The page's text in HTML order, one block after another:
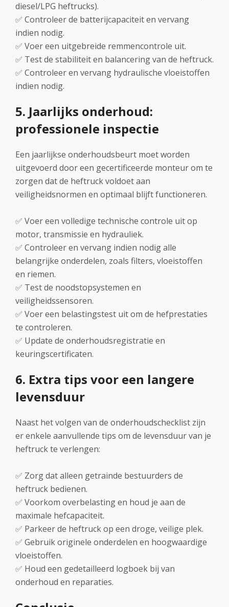
diesel/LPG heftrucks).
✅ Controleer de batterijcapaciteit en vervang
indien nodig.
✅ Voer een uitgebreide remmencontrole uit.
✅ Test de stabiliteit en balancering van de heftruck.
✅ Controleer en vervang hydraulische vloeistoffen
indien nodig.
5. Jaarlijks onderhoud:
professionele inspectie
Een jaarlijkse onderhoudsbeurt moet worden
uitgevoerd door een gecertificeerde monteur om te
zorgen dat de heftruck voldoet aan
veiligheidsnormen en optimaal blijft functioneren.
✅ Voer een volledige technische controle uit op
motor, transmissie en hydrauliek.
✅ Controleer en vervang indien nodig alle
belangrijke onderdelen, zoals filters, vloeistoffen
en riemen.
✅ Test de noodstopsystemen en
veiligheidssensoren.
✅ Voer een belastingstest uit om de hefprestaties
te controleren.
✅ Update de onderhoudsregistratie en
keuringscertificaten.
6. Extra tips voor een langere
levensduur
Naast het volgen van de onderhoudschecklist zijn
er enkele aanvullende tips om de levensduur van je
heftruck te verlengen:
✅ Zorg dat alleen getrainde bestuurders de
heftruck bedienen.
✅ Voorkom overbelasting en houd je aan de
maximale hefcapaciteit.
✅ Parkeer de heftruck op een droge, veilige plek.
✅ Gebruik originele onderdelen en hoogwaardige
vloeistoffen.
✅ Houd een gedetailleerd logboek bij van
onderhoud en reparaties.